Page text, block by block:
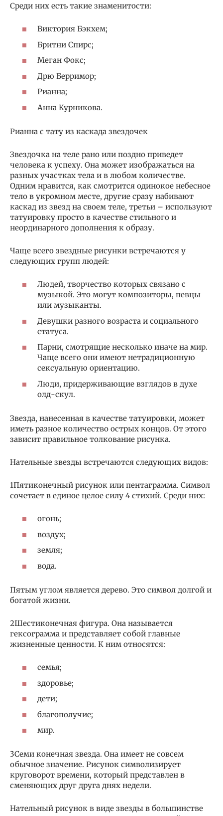
Среди них есть такие знаменитости:
Виктория Бэкхем;
Бритни Спирс;
Меган Фокс;
Дрю Берримор;
Рианна;
Анна Курникова.
Рианна с тату из каскада звездочек
Звездочка на теле рано или поздно приведет
человека к успеху. Она может изображаться на
разных участках тела и в любом количестве.
Одним нравится, как смотрится одинокое небесное
тело в укромном месте, другие сразу набивают
каскад из звезд на своем теле, третьи – используют
татуировку просто в качестве стильного и
неординарного дополнения к образу.
Чаще всего звездные рисунки встречаются у
следующих групп людей:
Людей, творчество которых связано с
музыкой. Это могут композиторы, певцы
или музыканты.
Девушки разного возраста и социального
статуса.
Парни, смотрящие несколько иначе на мир.
Чаще всего они имеют нетрадиционную
сексуальную ориентацию.
Люди, придерживающие взглядов в духе
олд-скул.
Звезда, нанесенная в качестве татуировки, может
иметь разное количество острых концов. От этого
зависит правильное толкование рисунка.
Нательные звезды встречаются следующих видов:
1Пятиконечный рисунок или пентаграмма. Символ
сочетает в единое целое силу 4 стихий. Среди них:
огонь;
воздух;
земля;
вода.
Пятым углом является дерево. Это символ долгой и
богатой жизни.
2Шестиконечная фигура. Она называется
гексограмма и представляет собой главные
жизненные ценности. К ним относятся:
семья;
здоровье;
дети;
благополучие;
мир.
3Семи конечная звезда. Она имеет не совсем
обычное значение. Рисунок символизирует
круговорот времени, который представлен в
сменяющих друг друга днях недели.
Нательный рисунок в виде звезды в большинстве